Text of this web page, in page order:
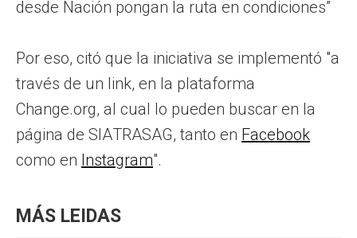
desde Nación pongan la ruta en condiciones”
Por eso, citó que la iniciativa se implementó "a
través de un link, en la plataforma
Change.org, al cual lo pueden buscar en la
página de SIATRASAG, tanto en Facebook
como en Instagram".
MÁS LEIDAS